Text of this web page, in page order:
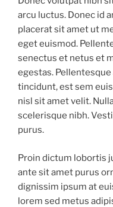
arcu luctus. Donec id
placerat sit amet ut
eget euismod.
senectus et netus et
egestas.
tincidunt, est sem
nisl sit amet velit.
scelerisque nibh.
purus.
Proin dictum lobortis
ante sit amet purus
dignissim ipsum at
lorem sed metus